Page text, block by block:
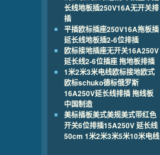
长线地板插250V16A无开关排
插
平插欧标插座250V16A拖板插
延长线地板插2-6位排插
欧标接地插座无开关16A250V
延长线2-6位插座 拖地板排插
1米2米3米电线欧标接地欧式
欧标schuko德标俄罗斯
16A250V延长线排插 拖线板
中国制造
美标插板美式美规美式带红色
开关6位排插15A250V 延长线
50cm 1米2米3米5米10米电线